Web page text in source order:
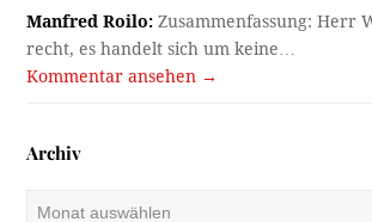
Manfred Roilo: Zusammenfassung: Herr
recht, es handelt sich um keine…
Kommentar ansehen →
Archiv